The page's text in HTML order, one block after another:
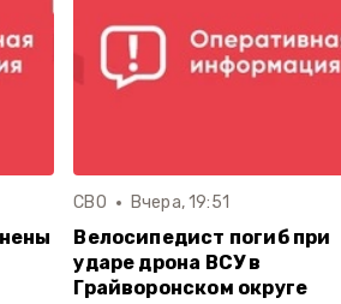
СВО Вчера, 19:51
Велосипедист погиб при
ударе дрона ВСУ в
Грайворонском округе